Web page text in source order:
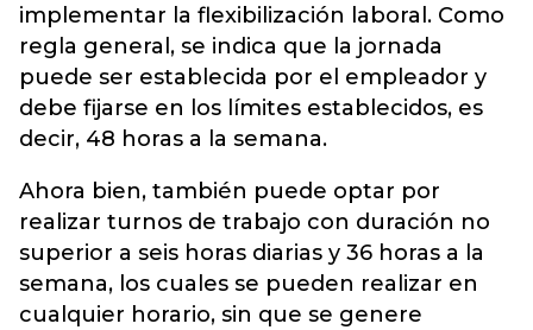
implementar la flexibilización laboral. Como
regla general, se indica que la jornada
puede ser establecida por el empleador y
debe fijarse en los límites establecidos, es
decir, 48 horas a la semana.
Ahora bien, también puede optar por
realizar turnos de trabajo con duración no
superior a seis horas diarias y 36 horas a la
semana, los cuales se pueden realizar en
cualquier horario, sin que se genere